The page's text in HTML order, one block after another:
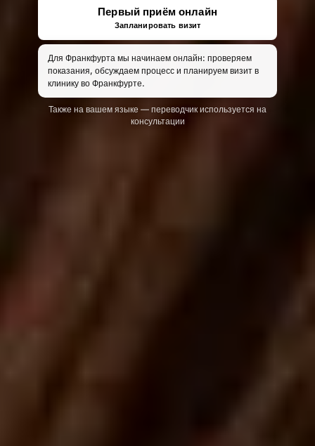
Первый приём онлайн
Запланировать визит
Для Франкфурта мы начинаем онлайн: проверяем
показания, обсуждаем процесс и планируем визит в
клинику во Франкфурте.
Также на вашем языке — переводчик используется на
консультации